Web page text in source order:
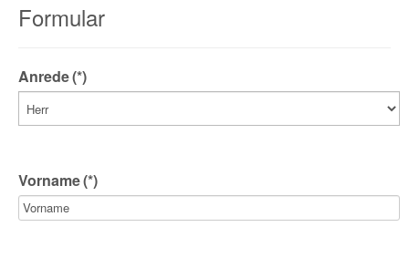
Formular
Anrede(*)
Vorname(*)